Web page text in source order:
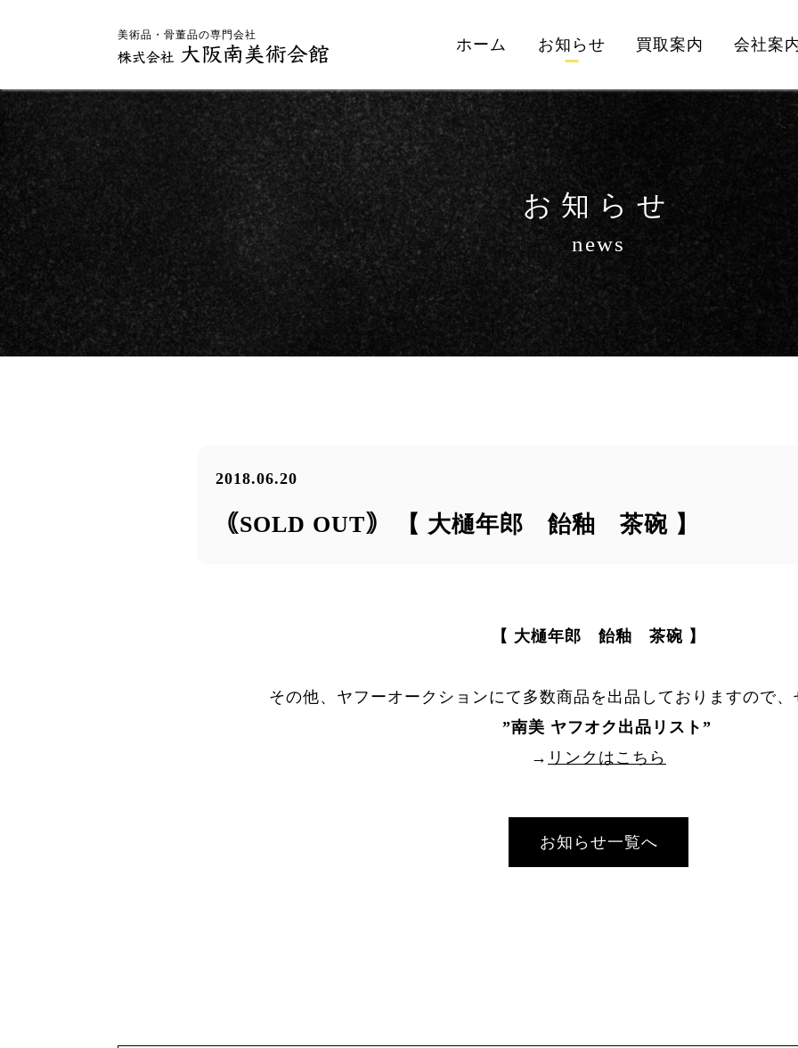
美術品・骨董品の専門会社
ホーム お知らせ 買取案内 会社案
お知らせ
news
2018.06.20
｟SOLD OUT｠ 【 大樋年郎 飴釉 茶碗 】
【 大樋年郎 飴釉 茶碗 】
その他、ヤフーオークションにて多数商品を出品しておりますので、
”南美 ヤフオク出品リスト ”
→ リンクはこちら
お知らせ一覧へ